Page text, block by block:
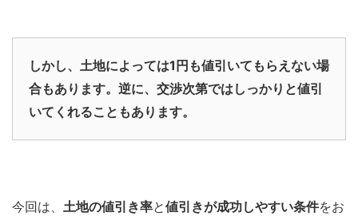
しかし、土地によっては1円も値引いてもらえない場
合もあります。逆に、交渉次第ではしっかりと値引
いてくれることもあります。
今回は、 土地の値引き率と値引きが成功しやすい条件をお